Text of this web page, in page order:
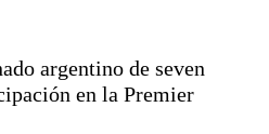
Liga del Sur
Básquetbol
argentino de seven
en la Premier